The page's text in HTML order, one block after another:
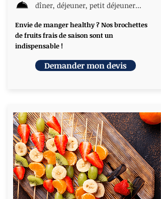
dîner, déjeuner, petit déjeuner...
Envie de manger healthy ? Nos brochettes
de fruits frais de saison sont un
indispensable !
Demander mon devis